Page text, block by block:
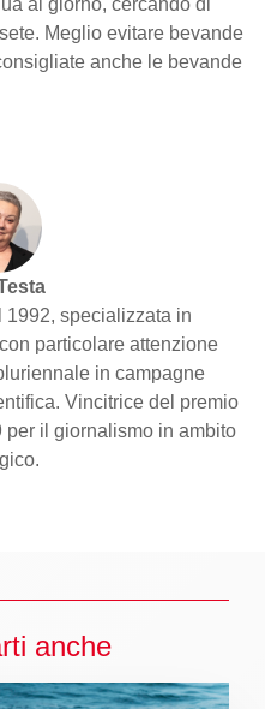
Meglio evitare bevande
anche le bevande
specializzata in
particolare attenzione
in campagne
Vincitrice del premio
il giornalismo in ambito
anche